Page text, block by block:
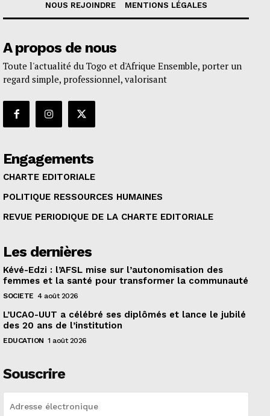
NOUS REJOINDRE
MENTIONS LÉGALES
A propos de nous
Toute l'actualité du Togo et d'Afrique Ensemble, porter un
regard simple, professionnel, valorisant
Engagements
CHARTE EDITORIALE
POLITIQUE RESSOURCES HUMAINES
REVUE PERIODIQUE DE LA CHARTE EDITORIALE
Les dernières
Kévé-Edzi : l’AFSL mise sur l’autonomisation des
femmes et la santé pour transformer la communauté
SOCIETE 4 août 2026
L’UCAO-UUT a célébré ses diplômés et lance le jubilé
des 20 ans de l’institution
EDUCATION 1 août 2026
Souscrire